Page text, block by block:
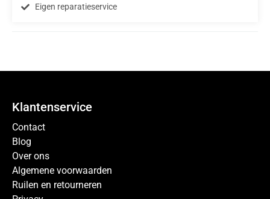
Eigen reparatieservice
Klantenservice
Contact
Blog
Over ons
Algemene voorwaarden
Ruilen en retourneren